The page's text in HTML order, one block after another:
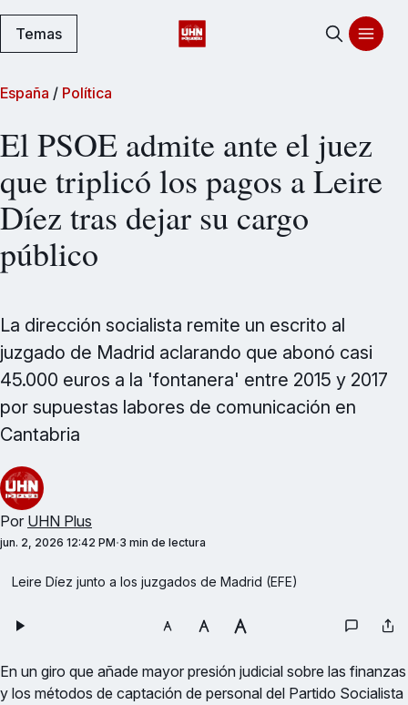
Temas
España / Política
El PSOE admite ante el juez
que triplicó los pagos a Leire
Díez tras dejar su cargo
público
La dirección socialista remite un escrito al
juzgado de Madrid aclarando que abonó casi
45.000 euros a la 'fontanera' entre 2015 y 2017
por supuestas labores de comunicación en
Cantabria
Por UHN Plus
jun. 2, 2026 12:42 PM 3 min de lectura
Leire Díez junto a los juzgados de Madrid (EFE)
En un giro que añade mayor presión judicial sobre las finanzas
y los métodos de captación de personal del Partido Socialista